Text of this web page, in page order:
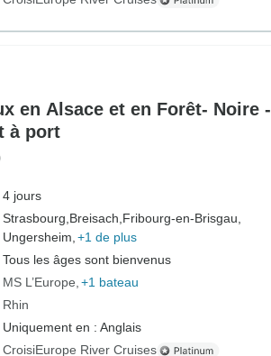
en Alsace et en Forêt- Noire -
à port
4 jours
Strasbourg, Breisach, Fribourg-en-Brisgau,
Ungersheim, +1 de plus
Tous les âges sont bienvenus
MS L’Europe +1 bateau
Rhin
Uniquement en : Anglais
CroisiEurope River Cruises